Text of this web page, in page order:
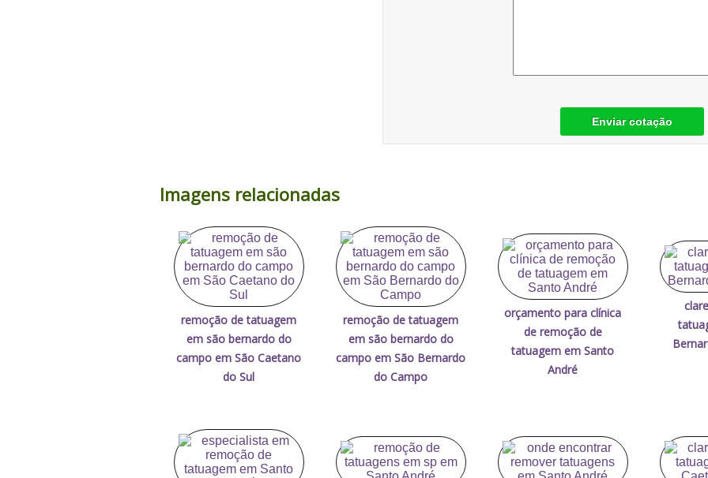
Enviar cotação
Imagens relacionadas
remoção de tatuagem
em são bernardo do
campo em São Caetano
do Sul
remoção de tatuagem
em são bernardo do
campo em São Bernardo
do Campo
orçamento para clínica
de remoção de
tatuagem em Santo
André